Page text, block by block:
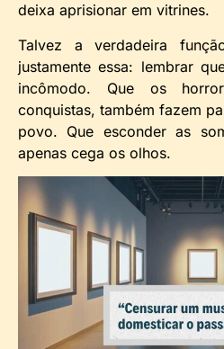
deixa aprisionar em vitrines.
Talvez a verdadeira
justamente essa: lembrar
incômodo. Que os
conquistas, também fazem
povo. Que esconder as
apenas cega os olhos.